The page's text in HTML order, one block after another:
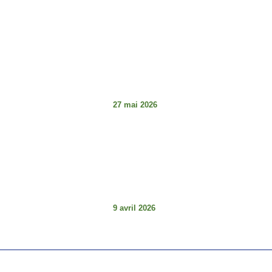
27 mai 2026
9 avril 2026